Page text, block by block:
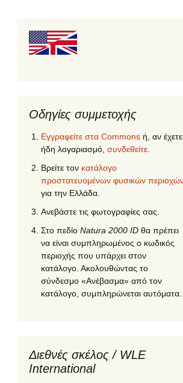
Οδηγίες συμμετοχής
Εγγραφείτε στα Commons ή, αν έχετε
ήδη λογαριασμό, συνδεθείτε
Βρείτε τον κατάλογο
προστατευομένων φυσικών
για την Ελλάδα.
Ανεβάστε τις φωτογραφίες σας.
Στο πεδίο Natura 2000 ID θα πρέπει
να είναι συμπληρωμένος ο κωδικός
περιοχής που υπάρχει στον
κατάλογο. Ακολουθώντας το
σύνδεσμο «Ανέβασμα» από τον
κατάλογο, συμπληρώνεται αυτόματα.
Διεθνές σκέλος / WLE
International